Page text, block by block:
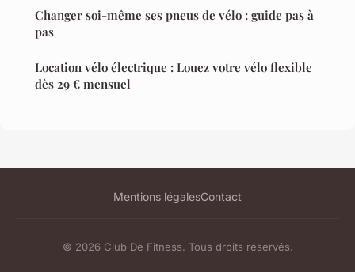
Changer soi-même ses pneus de vélo : guide pas à
pas
Location vélo électrique : Louez votre vélo flexible
dès 29 € mensuel
Mentions légalesContact
© 2026 Club De Fitness. Tous droits réservés.